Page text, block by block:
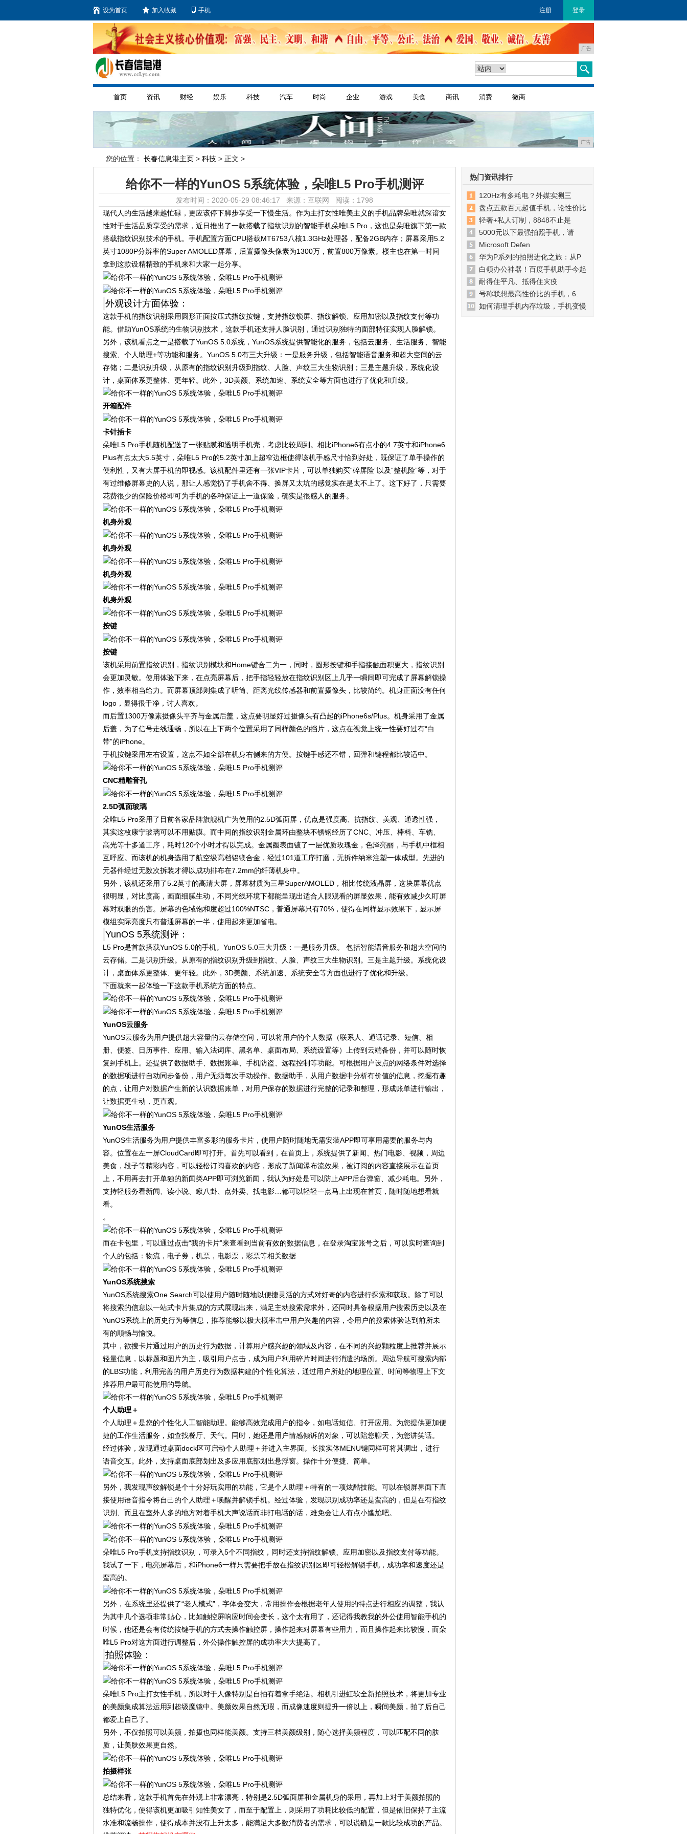
设为首页 加入收藏 手机 注册 登录
广告
首页 资讯 财经 娱乐 科技 汽车 时尚 企业 游戏 美食 商讯 消费 微商
广告
您的位置： 长春信息港主页 > 科技 > 正文 >
给你不一样的YunOS 5系统体验，朵唯L5 Pro手机测评
发布时间：2020-05-29 08:46:17 来源：互联网 阅读：1798
现代人的生活越来越忙碌，更应该停下脚步享受一下慢生活。作为主打女性唯美主义的手机品牌朵唯就深谙女
性对于生活品质享受的需求，近日推出了一款搭载了指纹识别的智能手机朵唯L5 Pro，这也是朵唯旗下第一款
搭载指纹识别技术的手机。手机配置方面CPU搭载MT6753八核1.3GHz处理器，配备2GB内存；屏幕采用5.2
英寸1080P分辨率的Super AMOLED屏幕，后置摄像头像素为1300万，前置800万像素。楼主也在第一时间
拿到这款设精精致的手机来和大家一起分享。
外观设计方面体验：
这款手机的指纹识别采用圆形正面按压式指纹按键，支持指纹锁屏、指纹解锁、应用加密以及指纹支付等功
能。借助YunOS系统的生物识别技术，这款手机还支持人脸识别，通过识别独特的面部特征实现人脸解锁。
另外，该机看点之一是搭载了YunOS 5.0系统，YunOS系统提供智能化的服务，包括云服务、生活服务、智能
搜索、个人助理+等功能和服务。YunOS 5.0有三大升级：一是服务升级，包括智能语音服务和超大空间的云
存储；二是识别升级，从原有的指纹识别升级到指纹、人脸、声纹三大生物识别；三是主题升级，系统化设
计，桌面体系更整体、更年轻。此外，3D美颜、系统加速、系统安全等方面也进行了优化和升级。
开箱配件
卡针插卡
朵唯L5 Pro手机随机配送了一张贴膜和透明手机壳，考虑比较周到。相比iPhone6有点小的4.7英寸和iPhone6
Plus有点太大5.5英寸，朵唯L5 Pro的5.2英寸加上超窄边框使得该机手感尺寸恰到好处，既保证了单手操作的
便利性，又有大屏手机的即视感。该机配件里还有一张VIP卡片，可以单独购买“碎屏险”以及“整机险”等，对于
有过维修屏幕史的人说，那让人感觉扔了手机舍不得、换屏又太坑的感觉实在是太不上了。这下好了，只需要
花费很少的保险价格即可为手机的各种保证上一道保险，确实是很感人的服务。
机身外观
机身外观
机身外观
机身外观
按键
按键
该机采用前置指纹识别，指纹识别模块和Home键合二为一，同时，圆形按键和手指接触面积更大，指纹识别
会更加灵敏。使用体验下来，在点亮屏幕后，把手指轻轻放在指纹识别区上几乎一瞬间即可完成了屏幕解锁操
作，效率相当给力。而屏幕顶部则集成了听筒、距离光线传感器和前置摄像头，比较简约。机身正面没有任何
logo，显得很干净，讨人喜欢。
而后置1300万像素摄像头平齐与金属后盖，这点要明显好过摄像头有凸起的iPhone6s/Plus。机身采用了金属
后盖，为了信号走线通畅，所以在上下两个位置采用了同样颜色的挡片，这点在视觉上统一性要好过有“白
带”的iPhone。
手机按键采用左右设置，这点不如全部在机身右侧来的方便。按键手感还不错，回弹和键程都比较适中。
CNC精雕音孔
2.5D弧面玻璃
朵唯L5 Pro采用了目前各家品牌旗舰机广为使用的2.5D弧面屏，优点是强度高、抗指纹、美观、通透性强，
其实这枚康宁玻璃可以不用贴膜。而中间的指纹识别金属环由整块不锈钢经历了CNC、冲压、棒料、车铣、
高光等十多道工序，耗时120个小时才得以完成。金属圈表面镀了一层优质玫瑰金，色泽亮丽，与手机中框相
互呼应。而该机的机身选用了航空级高档铝镁合金，经过101道工序打磨，无拆件纳米注塑一体成型。先进的
元器件经过无数次拆装才得以成功排布在7.2mm的纤薄机身中。
另外，该机还采用了5.2英寸的高清大屏，屏幕材质为三星SuperAMOLED，相比传统液晶屏，这块屏幕优点
很明显，对比度高，画面细腻生动，不同光线环境下都能呈现出适合人眼观看的屏显效果，能有效减少久盯屏
幕对双眼的伤害。屏幕的色域饱和度超过100%NTSC，普通屏幕只有70%，使得在同样显示效果下，显示屏
模组实际亮度只有普通屏幕的一半，使用起来更加省电。
YunOS 5系统测评：
L5 Pro是首款搭载YunOS 5.0的手机。YunOS 5.0三大升级：一是服务升级。 包括智能语音服务和超大空间的
云存储。二是识别升级。从原有的指纹识别升级到指纹、人脸、声纹三大生物识别。三是主题升级。系统化设
计，桌面体系更整体、更年轻。此外，3D美颜、系统加速、系统安全等方面也进行了优化和升级。
下面就来一起体验一下这款手机系统方面的特点。
YunOS云服务
YunOS云服务为用户提供超大容量的云存储空间，可以将用户的个人数据（联系人、通话记录、短信、相
册、便签、日历事件、应用、输入法词库、黑名单、桌面布局、系统设置等）上传到云端备份，并可以随时恢
复到手机上。还提供了数据助手、数据账单、手机防盗、远程控制等功能。可根据用户设点的网络条件对选择
的数据项进行自动同步备份，用户无须每次手动操作。数据助手，从用户数据中分析有价值的信息，挖掘有趣
的点，让用户对数据产生新的认识数据账单，对用户保存的数据进行完整的记录和整理，形成账单进行输出，
让数据更生动，更直观。
YunOS生活服务
YunOS生活服务为用户提供丰富多彩的服务卡片，使用户随时随地无需安装APP即可享用需要的服务与内
容。位置在左一屏CloudCard即可打开。首先可以看到，在首页上，系统提供了新闻、热门电影、视频，周边
美食，段子等精彩内容，可以轻松订阅喜欢的内容，形成了新闻瀑布流效果，被订阅的内容直接展示在首页
上，不用再去打开单独的新闻类APP即可浏览新闻，我认为好处是可以防止APP后台弹窗、减少耗电。另外，
支持轻服务看新闻、读小说、瞅八卦、点外卖、找电影…都可以轻轻一点马上出现在首页，随时随地想看就
看。
。
而在卡包里，可以通过点击“我的卡片”来查看到当前有效的数据信息，在登录淘宝账号之后，可以实时查询到
个人的包括：物流，电子券，机票，电影票，彩票等相关数据
YunOS系统搜索
YunOS系统搜索One Search可以使用户随时随地以便捷灵活的方式对好奇的内容进行探索和获取。除了可以
将搜索的信息以一站式卡片集成的方式展现出来，满足主动搜索需求外，还同时具备根据用户搜索历史以及在
YunOS系统上的历史行为等信息，推荐能够以极大概率击中用户兴趣的内容，令用户的搜索体验达到前所未
有的顺畅与愉悦。
其中，欲搜卡片通过用户的历史行为数据，计算用户感兴趣的领域及内容，在不同的兴趣颗粒度上推荐并展示
轻量信息，以标题和图片为主，吸引用户点击，成为用户利用碎片时间进行消遣的场所。周边导航可搜索内部
的LBS功能，利用完善的用户历史行为数据构建的个性化算法，通过用户所处的地理位置、时间等物理上下文
推荐用户最可能使用的导航。
个人助理＋
个人助理＋是您的个性化人工智能助理。能够高效完成用户的指令，如电话短信、打开应用。为您提供更加便
捷的工作生活服务，如查找餐厅、天气。同时，她还是用户情感倾诉的对象，可以陪您聊天，为您讲笑话。
经过体验，发现通过桌面dock区可启动个人助理＋并进入主界面。长按实体MENU键同样可将其调出，进行
语音交互。此外，支持桌面底部划出及多应用底部划出悬浮窗。操作十分便捷、简单。
另外，我发现声纹解锁是个十分好玩实用的功能，它是个人助理＋特有的一项炫酷技能。可以在锁屏界面下直
接使用语音指令将自己的个人助理＋唤醒并解锁手机。经过体验，发现识别成功率还是蛮高的，但是在有指纹
识别、而且在室外人多的地方对着手机大声说话而非打电话的话，难免会让人有点小尴尬吧。
朵唯L5 Pro手机支持指纹识别，可录入5个不同指纹，同时还支持指纹解锁、应用加密以及指纹支付等功能。
我试了一下，电亮屏幕后，和iPhone6一样只需要把手放在指纹识别区即可轻松解锁手机，成功率和速度还是
蛮高的。
另外，在系统里还提供了“老人模式”，字体会变大，常用操作会根据老年人使用的特点进行相应的调整，我认
为其中几个选项非常贴心，比如触控屏响应时间会变长，这个太有用了，还记得我教我的外公使用智能手机的
时候，他还是会有传统按键手机的方式去操作触控屏，操作起来对屏幕有些用力，而且操作起来比较慢，而朵
唯L5 Pro对这方面进行调整后，外公操作触控屏的成功率大大提高了。
拍照体验：
朵唯L5 Pro主打女性手机，所以对于人像特别是自拍有着拿手绝活。相机引进虹软全新拍照技术，将更加专业
的美颜集成算法运用到超级魔镜中。美颜效果自然无瑕，而成像速度则提升一倍以上，瞬间美颜，拍了后自己
都爱上自己了。
另外，不仅拍照可以美颜，拍摄也同样能美颜。支持三档美颜级别，随心选择美颜程度，可以匹配不同的肤
质，让美肤效果更自然。
拍摄样张
总结来看，这款手机首先在外观上非常漂亮，特别是2.5D弧面屏和金属机身的采用，再加上对于美颜拍照的
独特优化，使得该机更加吸引知性美女了，而至于配置上，则采用了功耗比较低的配置，但是依旧保持了主流
水准和流畅操作，使得成本并没有上升太多，能满足大多数消费者的需求，可以说确是一款比较成功的产品。
热门资讯排行
120Hz有多耗电？外媒实测三
盘点五款百元超值手机，论性价比
轻奢+私人订制，8848不止是
5000元以下最强拍照手机，请
Microsoft Defen
华为P系列的拍照进化之旅：从P
白领办公神器！百度手机助手今起
耐得住平凡、抵得住灾疫
号称联想最高性价比的手机，6.
如何清理手机内存垃圾，手机变慢